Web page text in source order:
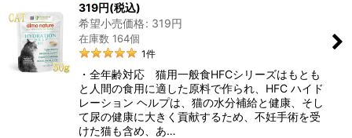
319円(税込)
希望小売価格: 319円
在庫数 164個
1件
・全年齢対応 猫用一般食HFCシリーズはもとも
と人間の食用に適した原料で作られ、HFC ハイド
レーション ヘルプは、猫の水分補給と健康、そし
て尿の健康に大きく貢献するため、不妊手術を受
けた猫も含め、あ…